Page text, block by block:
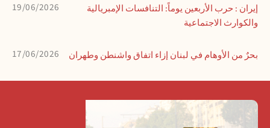
19/06/2026
إيران : حرب الأربعين يوماً: التنافسات الإمبريالية
والكوارث الاجتماعية
17/06/2026 بحرٌ من الأوهام في لبنان إزاء اتفاق واشنطن وطهران